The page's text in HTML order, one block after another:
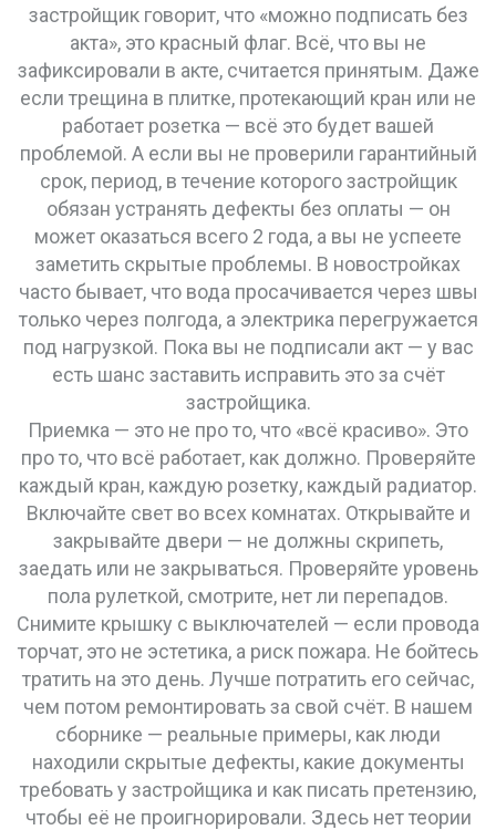
застройщик говорит, что «можно подписать без
акта», это красный флаг. Всё, что вы не
зафиксировали в акте, считается принятым. Даже
если трещина в плитке, протекающий кран или не
работает розетка — всё это будет вашей
проблемой. А если вы не проверили гарантийный
срок, период, в течение которого застройщик
обязан устранять дефекты без оплаты — он
может оказаться всего 2 года, а вы не успеете
заметить скрытые проблемы. В новостройках
часто бывает, что вода просачивается через швы
только через полгода, а электрика перегружается
под нагрузкой. Пока вы не подписали акт — у вас
есть шанс заставить исправить это за счёт
застройщика.
Приемка — это не про то, что «всё красиво». Это
про то, что всё работает, как должно. Проверяйте
каждый кран, каждую розетку, каждый радиатор.
Включайте свет во всех комнатах. Открывайте и
закрывайте двери — не должны скрипеть,
заедать или не закрываться. Проверяйте уровень
пола рулеткой, смотрите, нет ли перепадов.
Снимите крышку с выключателей — если провода
торчат, это не эстетика, а риск пожара. Не бойтесь
тратить на это день. Лучше потратить его сейчас,
чем потом ремонтировать за свой счёт. В нашем
сборнике — реальные примеры, как люди
находили скрытые дефекты, какие документы
требовать у застройщика и как писать претензию,
чтобы её не проигнорировали. Здесь нет теории